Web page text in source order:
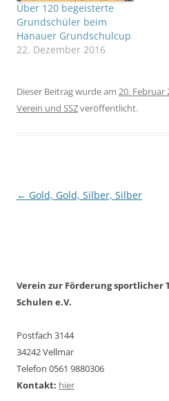
Über 120 begeisterte
Grundschüler beim
Hanauer Grundschulcup
22. Dezember 2016
Dieser Beitrag wurde am 20. Februar
Verein und SSZveröffentlicht.
Beitragsnavigation
← Gold, Gold, Silber, Silber
Verein zur Förderung sportlicher
Schulen e.V.
Postfach 3144
34242 Vellmar
Telefon 0561 9880306
Kontakt: hier